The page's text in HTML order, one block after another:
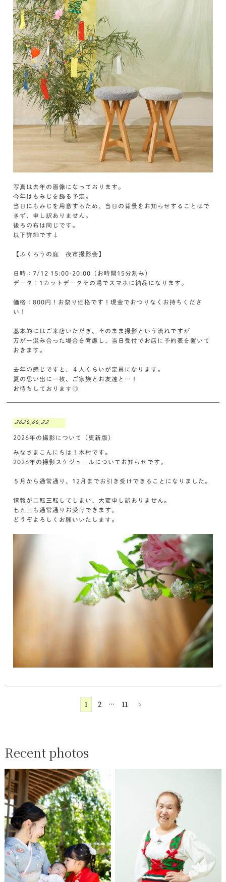
写真は去年の画像になっております。
今年はもみじを飾る予定。
当日にもみじを用意するため、当日の背景をお知らせすることはで
きず、申し訳ありません。
後ろの布は同じです。
以下詳細です↓
【ふくろうの庭 夜市撮影会】
日時：7/12 15:00-20:00（お時間15分刻み）
データ：1カットデータその場でスマホに納品になります。
価格：800円！お祭り価格です！現金でおつりなくお持ちくださ
い！
基本的にはご来店いただき、そのまま撮影という流れですが
万が一混み合った場合を考慮し、当日受付でお店に予約表を置いて
おきます。
去年の感じですと、４人くらいが定員になります。
夏の思い出に一枚、ご家族とお友達と…！
お待ちしております◎
2026.06.22
2026年の撮影について（更新版）
みなさまこんにちは！木村です。
2026年の撮影スケジュールについてお知らせです。
５月から通常通り、12月までお引き受けできることになりました。
情報が二転三転してしまい、大変申し訳ありません。
七五三も通常通りお受けできます。
どうぞよろしくお願いいたします。
1 2 … 11 >
Recent photos